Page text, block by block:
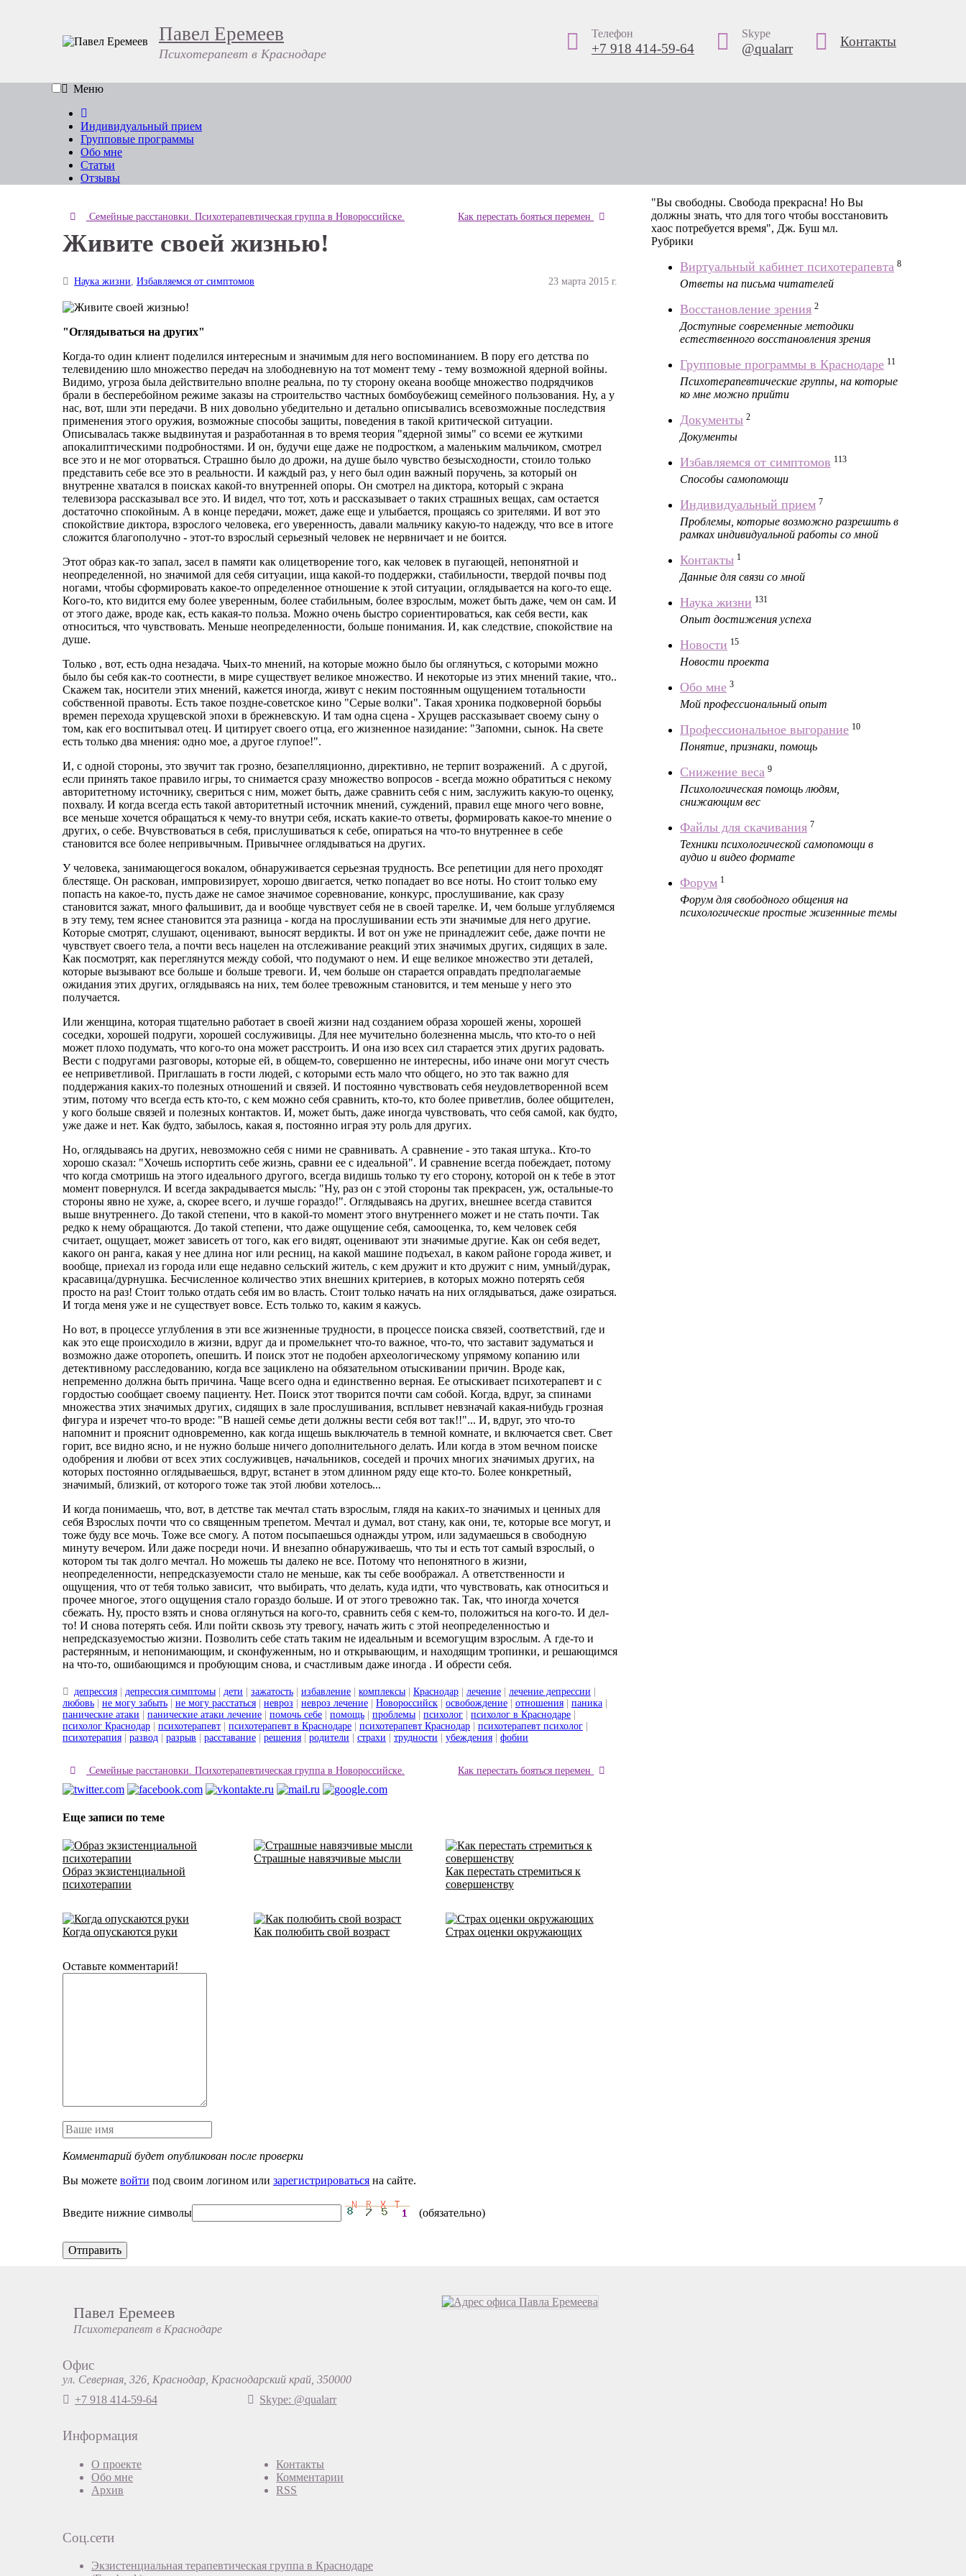
Павел Еремеев
Психотерапевт в Краснодаре
Телефон
+7 918 414-59-64
Skype
@qualarr Контакты
Меню
Индивидуальный прием
Групповые программы
Обо мне
Статьи
Отзывы
Семейные расстановки. Психотерапевтическая группа в Новороссийске. Как перестать бояться перемен
Живите своей жизнью!
Наука жизни Избавляемся от симптомов 23 марта 2015 г.
"Оглядываться на других"
Когда-то один клиент поделился интересным и значимым для него воспоминанием. В пору его детства по
телевидению шло множество передач на злободневную на тот момент тему - тему возможной ядерной войны.
Видимо, угроза была действительно вполне реальна, по ту сторону океана вообще множество подрядчиков
брали в бесперебойном режиме заказы на строительство частных бомбоубежищ семейного пользования. Ну, а у
нас, вот, шли эти передачи. В них довольно убедительно и детально описывались всевозможные последствия
применения этого оружия, возможные способы защиты, поведения в такой критической ситуации.
Описывалась также выдвинутая и разработанная в то время теория "ядерной зимы" со всеми ее жуткими
апокалиптическими подробностями. И он, будучи еще даже не подростком, а маленьким мальчиком, смотрел
все это и не мог оторваться. Страшно было до дрожи, на душе было чувство безысходности, стоило только
представить себе все это в реальности. И каждый раз, у него был один важный поручень, за который он
внутренне хватался в поисках какой-то внутренней опоры. Он смотрел на диктора, который с экрана
телевизора рассказывал все это. И видел, что тот, хоть и рассказывает о таких страшных вещах, сам остается
достаточно спокойным. А в конце передачи, может, даже еще и улыбается, прощаясь со зрителями. И вот это
спокойствие диктора, взрослого человека, его уверенность, давали мальчику какую-то надежду, что все в итоге
сложится благополучно - этот-то взрослый серьезный человек не нервничает и не боится.
Этот образ как-то запал, засел в памяти как олицетворение того, как человек в пугающей, непонятной и
неопределенной, но значимой для себя ситуации, ища какой-то поддержки, стабильности, твердой почвы под
ногами, чтобы сформировать какое-то определенное отношение к этой ситуации, оглядывается на кого-то еще.
Кого-то, кто видится ему более уверенным, более стабильным, более взрослым, может быть даже, чем он сам. И
от этого даже, вроде как, есть какая-то польза. Можно очень быстро сориентироваться, как себя вести, как
относиться, что чувствовать. Меньше неопределенности, больше понимания. И, как следствие, спокойствие на
душе.
Только , вот, есть одна незадача. Чьих-то мнений, на которые можно было бы оглянуться, с которыми можно
было бы себя как-то соотнести, в мире существует великое множество. И некоторые из этих мнений такие, что..
Скажем так, носители этих мнений, кажется иногда, живут с неким постоянным ощущением тотальности
собственной правоты. Есть такое поздне-советское кино "Серые волки". Такая хроника подковерной борьбы
времен перехода хрущевской эпохи в брежневскую. И там одна сцена - Хрущев рассказывает своему сыну о
том, как его воспитывал отец. И цитирует своего отца, его жизненное назидание: "Запомни, сынок. На свете
есть только два мнения: одно мое, а другое глупое!".
И, с одной стороны, это звучит так грозно, безапелляционно, директивно, не терпит возражений. А с другой,
если принять такое правило игры, то снимается сразу множество вопросов - всегда можно обратиться с некому
авторитетному источнику, свериться с ним, может быть, даже сравнить себя с ним, заслужить какую-то оценку,
похвалу. И когда всегда есть такой авторитетный источник мнений, суждений, правил еще много чего вовне,
все меньше хочется обращаться к чему-то внутри себя, искать какие-то ответы, формировать какое-то мнение о
других, о себе. Вчувствоваться в себя, прислушиваться к себе, опираться на что-то внутреннее в себе
становится все более непривычным. Привычнее оглядываться на других.
У человека, занимающегося вокалом, обнаруживается серьезная трудность. Все репетиции для него проходят
блестяще. Он раскован, импровизирует, хорошо двигается, четко попадает во все ноты. Но стоит только ему
попасть на какое-то, пусть даже не самое значимое соревнование, конкурс, прослушивание, как сразу
становится зажат, много фальшивит, да и вообще чувствует себя не в своей тарелке. И, чем больше углубляемся
в эту тему, тем яснее становится эта разница - когда на прослушивании есть эти значимые для него другие.
Которые смотрят, слушают, оценивают, выносят вердикты. И вот он уже не принадлежит себе, даже почти не
чувствует своего тела, а почти весь нацелен на отслеживание реакций этих значимых других, сидящих в зале.
Как посмотрят, как переглянутся между собой, что подумают о нем. И еще великое множество эти деталей,
которые вызывают все больше и больше тревоги. И, чем больше он старается оправдать предполагаемые
ожидания этих других, оглядываясь на них, тем более тревожным становится, и тем меньше у него это
получается.
Или женщина, которая тщательно работает в своей жизни над созданием образа хорошей жены, хорошей
соседки, хорошей подруги, хорошей сослуживицы. Для нее мучительно болезненна мысль, что кто-то о ней
может плохо подумать, что кого-то она может расстроить. И она изо всех сил старается этих других радовать.
Вести с подругами разговоры, которые ей, в общем-то, совершенно не интересны, ибо иначе они могут счесть
ее неприветливой. Приглашать в гости людей, с которыми есть мало что общего, но это так важно для
поддержания каких-то полезных отношений и связей. И постоянно чувствовать себя неудовлетворенной всем
этим, потому что всегда есть кто-то, с кем можно себя сравнить, кто-то, кто более приветлив, более общителен,
у кого больше связей и полезных контактов. И, может быть, даже иногда чувствовать, что себя самой, как будто,
уже даже и нет. Как будто, забылось, какая я, постоянно играя эту роль для других.
Но, оглядываясь на других, невозможно себя с ними не сравнивать. А сравнение - это такая штука.. Кто-то
хорошо сказал: "Хочешь испортить себе жизнь, сравни ее с идеальной". И сравнение всегда побеждает, потому
что когда смотришь на этого идеального другого, всегда видишь только ту его сторону, которой он к тебе в этот
момент повернулся. И всегда закрадывается мысль: "Ну, раз он с этой стороны так прекрасен, уж, остальные-то
стороны явно не хуже, а, скорее всего, и лучше гораздо!". Оглядываясь на других, внешнее всегда ставится
выше внутреннего. До такой степени, что в какой-то момент этого внутреннего может и не стать почти. Так
редко к нему обращаются. До такой степени, что даже ощущение себя, самооценка, то, кем человек себя
считает, ощущает, может зависеть от того, как его видят, оценивают эти значимые другие. Как он себя ведет,
какого он ранга, какая у нее длина ног или ресниц, на какой машине подъехал, в каком районе города живет, и
вообще, приехал из города или еще недавно сельский житель, с кем дружит и кто дружит с ним, умный/дурак,
красавица/дурнушка. Бесчисленное количество этих внешних критериев, в которых можно потерять себя
просто на раз! Стоит только отдать себя им во власть. Стоит только начать на них оглядываться, даже озираться.
И тогда меня уже и не существует вовсе. Есть только то, каким я кажусь.
Но вот, в процессе углубления в эти все жизненные трудности, в процессе поиска связей, соответствий, где и
как это еще происходило в жизни, вдруг да и промелькнет что-то важное, что-то, что заставит задуматься и
возможно даже оторопеть, опешить. И поиск этот не подобен археологическому упрямому копанию или
детективному расследованию, когда все зациклено на обязательном отыскивании причин. Вроде как,
непременно должна быть причина. Чаще всего одна и единственно верная. Ее отыскивает психотерапевт и с
гордостью сообщает своему пациенту. Нет. Поиск этот творится почти сам собой. Когда, вдруг, за спинами
множества этих значимых других, сидящих в зале прослушивания, всплывет невзначай какая-нибудь грозная
фигура и изречет что-то вроде: "В нашей семье дети должны вести себя вот так!!"... И, вдруг, это что-то
напомнит и прояснит одновременно, как когда ищешь выключатель в темной комнате, и включается свет. Свет
горит, все видно ясно, и не нужно больше ничего дополнительного делать. Или когда в этом вечном поиске
одобрения и любви от всех этих сослуживцев, начальников, соседей и прочих многих значимых других, на
которых постоянно оглядываешься, вдруг, встанет в этом длинном ряду еще кто-то. Более конкретный,
значимый, близкий, от которого тоже так этой любви хотелось...
И когда понимаешь, что, вот, в детстве так мечтал стать взрослым, глядя на каких-то значимых и ценных для
себя Взрослых почти что со священным трепетом. Мечтал и думал, вот стану, как они, те, которые все могут, и
тоже буду все мочь. Тоже все смогу. А потом посыпаешься однажды утром, или задумаешься в свободную
минуту вечером. Или даже посреди ночи. И внезапно обнаруживаешь, что ты и есть тот самый взрослый, о
котором ты так долго мечтал. Но можешь ты далеко не все. Потому что непонятного в жизни,
неопределенности, непредсказуемости стало не меньше, как ты себе воображал. А ответственности и
ощущения, что от тебя только зависит, что выбирать, что делать, куда идти, что чувствовать, как относиться и
прочее многое, этого ощущения стало гораздо больше. И от этого тревожно так. Так, что иногда хочется
сбежать. Ну, просто взять и снова оглянуться на кого-то, сравнить себя с кем-то, положиться на кого-то. И дел-
то! И снова потерять себя. Или пойти сквозь эту тревогу, начать жить с этой неопределенностью и
непредсказуемостью жизни. Позволить себе стать таким не идеальным и всемогущим взрослым. А где-то и
растерянным, и непонимающим, и сконфуженным, но и открывающим, и находящим тропинки, и решающимся
на что-то, ошибающимся и пробующим снова, и счастливым даже иногда . И обрести себя.
депрессия | депрессия симптомы | дети | зажатость | избавление | комплексы | Краснодар | лечение | лечение депрессии |
любовь | не могу забыть | не могу расстаться | невроз | невроз лечение | Новороссийск | освобождение | отношения | паника |
панические атаки | панические атаки лечение | помочь себе | помощь | проблемы | психолог | психолог в Краснодаре |
психолог Краснодар | психотерапевт | психотерапевт в Краснодаре | психотерапевт Краснодар | психотерапевт психолог |
психотерапия | развод | разрыв | расставание | решения | родители | страхи | трудности | убеждения | фобии
Семейные расстановки. Психотерапевтическая группа в Новороссийске. Как перестать бояться перемен
Еще записи по теме
Образ экзистенциальной
психотерапии
Страшные навязчивые мысли
Как перестать стремиться к
совершенству
Когда опускаются руки Как полюбить свой возраст Страх оценки окружающих
Оставьте комментарий!
Комментарий будет опубликован после проверки
Вы можете войти под своим логином или зарегистрироваться на сайте.
Введите нижние символы (обязательно)
Отправить
"Вы свободны. Свобода прекрасна! Но Вы
должны знать, что для того чтобы восстановить
хаос потребуется время", Дж. Буш мл.
Рубрики
Виртуальный кабинет психотерапевта 8
Ответы на письма читателей
Восстановление зрения 2
Доступные современные методики
естественного восстановления зрения
Групповые программы в Краснодаре 11
Психотерапевтические группы, на которые
ко мне можно прийти
Документы 2
Документы
Избавляемся от симптомов 113
Способы самопомощи
Индивидуальный прием 7
Проблемы, которые возможно разрешить в
рамках индивидуальной работы со мной
Контакты 1
Данные для связи со мной
Наука жизни 131
Опыт достижения успеха
Новости 15
Новости проекта
Обо мне 3
Мой профессиональный опыт
Профессиональное выгорание 10
Понятие, признаки, помощь
Снижение веса 9
Психологическая помощь людям,
снижающим вес
Файлы для скачивания 7
Техники психологической самопомощи в
аудио и видео формате
Форум 1
Форум для свободного общения на
психологические простые жизеннные темы
Павел Еремеев
Психотерапевт в Краснодаре
Офис
ул. Северная, 326, Краснодар, Краснодарский край, 350000
+7 918 414-59-64
Skype: @qualarr
Информация
О проекте
Обо мне
Архив
Контакты
Комментарии
RSS
Соц.сети
Экзистенциальная терапевтическая группа в Краснодаре